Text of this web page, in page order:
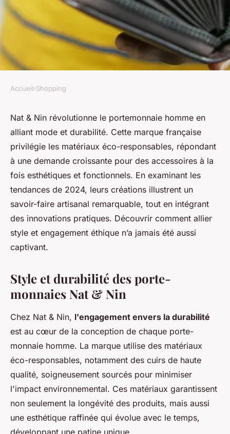
SHOPPING
Porte monnaie homme : mode
et durabilité chez nat & nin
Alix•17 septembre 2024•3 min de lecture
Accueil›Shopping
Nat & Nin révolutionne le portemonnaie homme en
alliant mode et durabilité. Cette marque française
privilégie les matériaux éco-responsables, répondant
à une demande croissante pour des accessoires à la
fois esthétiques et fonctionnels. En examinant les
tendances de 2024, leurs créations illustrent un
savoir-faire artisanal remarquable, tout en intégrant
des innovations pratiques. Découvrir comment allier
style et engagement éthique n’a jamais été aussi
captivant.
Style et durabilité des porte-
monnaies Nat & Nin
Chez Nat & Nin, l'engagement envers la durabilité
est au cœur de la conception de chaque porte-
monnaie homme. La marque utilise des matériaux
éco-responsables, notamment des cuirs de haute
qualité, soigneusement sourcés pour minimiser
l'impact environnemental. Ces matériaux garantissent
non seulement la longévité des produits, mais aussi
une esthétique raffinée qui évolue avec le temps,